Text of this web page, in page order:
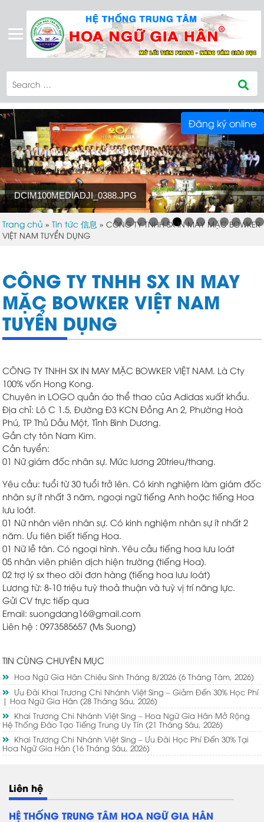
DCIM100MEDIADJI_0388.JPG
Trang chủ »Tin tức 信息 »CÔNG TY TNHH SX IN MAY MẶC BOWKER
VIỆT NAM TUYỂN DỤNG
CÔNG TY TNHH SX IN MAY
MẶC BOWKER VIỆT NAM
TUYỂN DỤNG
CÔNG TY TNHH SX IN MAY MẶC BOWKER VIỆT NAM. Là Cty
100% vốn Hong Kong.
Chuyên in LOGO quần áo thể thao của Adidas xuất khẩu.
Địa chỉ: Lô C 1.5, Đường Đ3 KCN Đồng An 2, Phường Hoà
Phú, TP Thủ Dầu Một, Tỉnh Bình Dương.
Gần cty tôn Nam Kim.
Cần tuyển:
01 Nữ giám đốc nhân sự. Mức lương 20trieu/thang.
Yêu cầu: tuổi từ 30 tuổi trở lên. Có kinh nghiệm làm giám đốc
nhân sự ít nhất 3 năm, ngoại ngữ tiếng Anh hoặc tiếng Hoa
lưu loát.
01 Nữ nhân viên nhân sự. Có kinh nghiệm nhân sự ít nhất 2
năm. Ưu tiên biết tiếng Hoa.
01 Nữ lễ tân. Có ngoại hình. Yêu cầu tiếng hoa lưu loát
05 nhân viên phiên dịch hiện trường (tiếng Hoa).
02 trợ lý sx theo dõi đơn hàng (tiếng hoa lưu loát)
Lương từ: 8-10 triệu tuỳ thoả thuận và tuỳ vị trí năng lực.
Gửi CV trực tiếp qua
Email: suongdang16@gmail.com
Liên hệ : 0973585657 (Ms Suong)
TIN CÙNG CHUYÊN MỤC
Hoa Ngữ Gia Hân Chiêu Sinh Tháng 8/2026(6 Tháng Tám, 2026)
Ưu Đãi Khai Trương Chi Nhánh Việt Sing – Giảm Đến 30% Học Phí
| Hoa Ngữ Gia Hân(28 Tháng Sáu, 2026)
Khai Trương Chi Nhánh Việt Sing – Hoa Ngữ Gia Hân Mở Rộng
Hệ Thống Đào Tạo Tiếng Trung Uy Tín(21 Tháng Sáu, 2026)
Khai Trương Chi Nhánh Việt Sing – Ưu Đãi Học Phí Đến 30% Tại
Hoa Ngữ Gia Hân(16 Tháng Sáu, 2026)
Liên hệ
HỆ THỐNG TRUNG TÂM HOA NGỮ GIA HÂN
Đăng ký online